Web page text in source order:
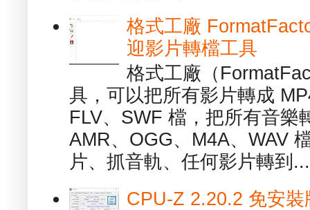
格式工廠
迎影片轉檔工具
格式工廠（
具，可以把所有影片轉成
FLV、SWF 檔，把所有音樂
AMR、OGG、M4A、WAV
片、抓音軌、任何影片轉到...
CPU-Z 2.20.2 免安